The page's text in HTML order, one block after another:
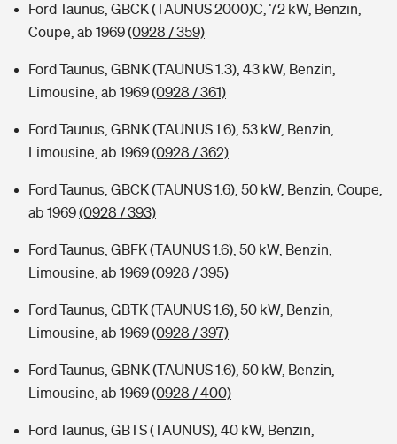
Ford Taunus, GBCK (TAUNUS 2000)C, 72 kW, Benzin,
Coupe, ab 1969(0928 / 359)
Ford Taunus, GBNK (TAUNUS 1.3), 43 kW, Benzin,
Limousine, ab 1969(0928 / 361)
Ford Taunus, GBNK (TAUNUS 1.6), 53 kW, Benzin,
Limousine, ab 1969(0928 / 362)
Ford Taunus, GBCK (TAUNUS 1.6), 50 kW, Benzin, Coupe,
ab 1969(0928 / 393)
Ford Taunus, GBFK (TAUNUS 1.6), 50 kW, Benzin,
Limousine, ab 1969(0928 / 395)
Ford Taunus, GBTK (TAUNUS 1.6), 50 kW, Benzin,
Limousine, ab 1969(0928 / 397)
Ford Taunus, GBNK (TAUNUS 1.6), 50 kW, Benzin,
Limousine, ab 1969(0928 / 400)
Ford Taunus, GBTS (TAUNUS), 40 kW, Benzin,